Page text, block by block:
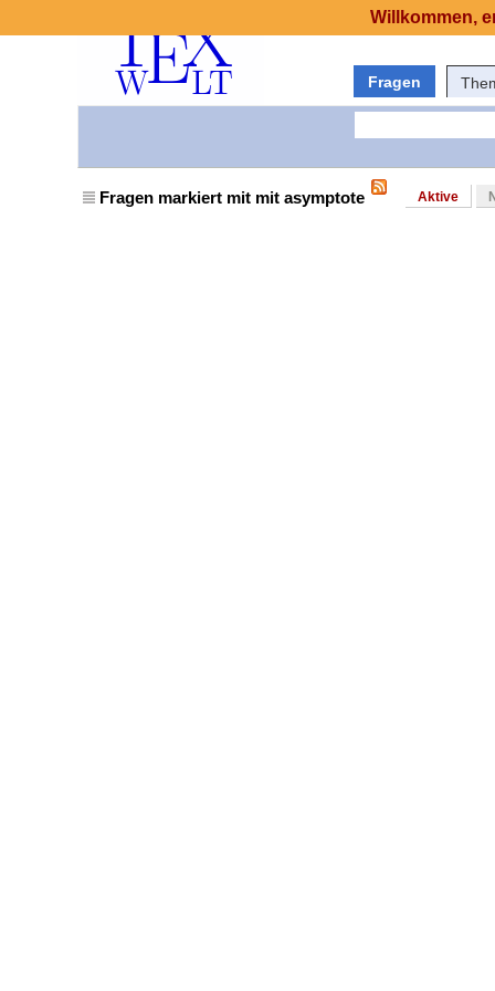
Fragen
Fragen markiert mit mit asymptote Aktive
Willkommen,